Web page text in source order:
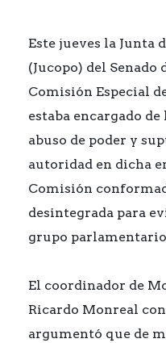
Este jueves la Junta
(Jucopo) del
Comisión Especial
estaba encargado
abuso de poder y
autoridad en dicha
Comisión
desintegrada para
grupo
El coordinador de
Ricardo Monreal
argumentó que de